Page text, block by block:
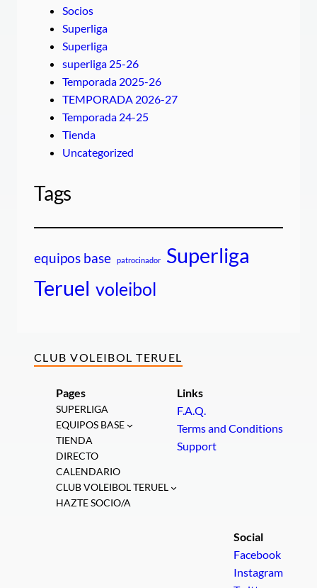
Socios
Superliga
Superliga
superliga 25-26
Temporada 2025-26
TEMPORADA 2026-27
Temporada 24-25
Tienda
Uncategorized
Tags
equipos base patrocinador Superliga
Teruel voleibol
CLUB VOLEIBOL TERUEL
Pages
SUPERLIGA
EQUIPOS BASE
TIENDA
DIRECTO
CALENDARIO
CLUB VOLEIBOL TERUEL
HAZTE SOCIO/A
Links
F.A.Q.
Terms and Conditions
Support
Social
Facebook
Instagram